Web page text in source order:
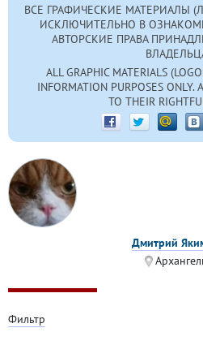
ВСЕ ГРАФИЧЕСКИЕ МАТЕРИАЛЫ
ИСКЛЮЧИТЕЛЬНО В
АВТОРСКИЕ ПРАВА
ALL GRAPHIC MATERIALS
INFORMATION PURPOSES ONLY.
TO THEIR
Дмитрий
Фильтр